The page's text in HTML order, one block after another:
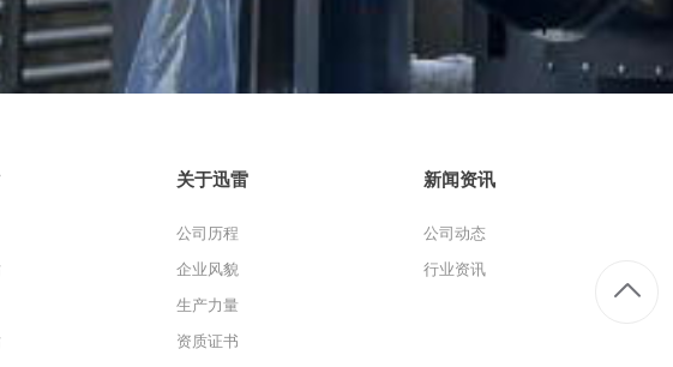
关于迅雷
公司历程
企业风貌
生产力量
资质证书
新闻资讯
公司动态
行业资讯